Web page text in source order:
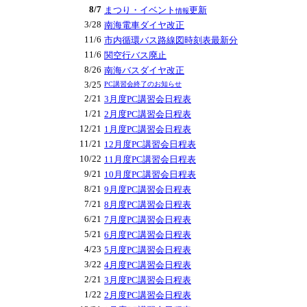
8/7 まつり・イベント 情報更新
3/28 南海電車ダイヤ改正
11/6 市内循環バス路線図時刻表最新分
11/6 関空行バス廃止
8/26 南海バスダイヤ改正
3/25 PC講習会終了のお知らせ
2/21 3月度PC講習会日程表
1/21 2月度PC講習会日程表
12/21 1月度PC講習会日程表
11/21 12月度PC講習会日程表
10/22 11月度PC講習会日程表
9/21 10月度PC講習会日程表
8/21 9月度PC講習会日程表
7/21 8月度PC講習会日程表
6/21 7月度PC講習会日程表
5/21 6月度PC講習会日程表
4/23 5月度PC講習会日程表
3/22 4月度PC講習会日程表
2/21 3月度PC講習会日程表
1/22 2月度PC講習会日程表